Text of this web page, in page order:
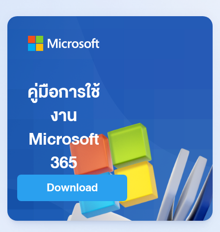
คู่มือการใช้
งาน
Microsoft
365
Download